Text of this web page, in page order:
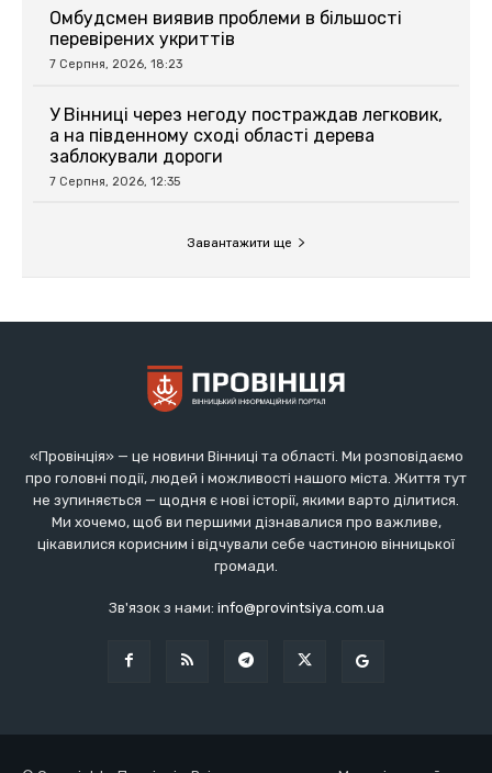
«Провінція» — це новини Вінниці та області. Ми розповідаємо
про головні події, людей і можливості нашого міста. Життя тут
не зупиняється — щодня є нові історії, якими варто ділитися.
Ми хочемо, щоб ви першими дізнавалися про важливе,
цікавилися корисним і відчували себе частиною вінницької
громади.
Зв'язок з нами: info@provintsiya.com.ua